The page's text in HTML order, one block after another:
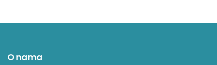
O nama